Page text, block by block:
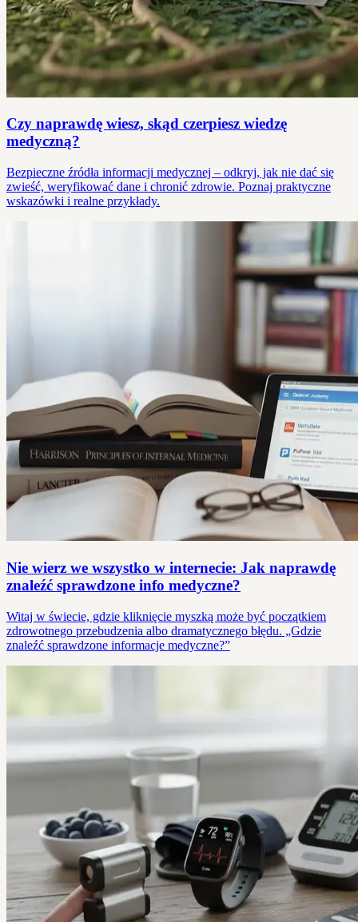
Czy naprawdę wiesz, skąd czerpiesz wiedzę
medyczną?
Bezpieczne źródła informacji medycznej – odkryj, jak nie dać się
zwieść, weryfikować dane i chronić zdrowie. Poznaj praktyczne
wskazówki i realne przykłady.
Nie wierz we wszystko w internecie: Jak naprawdę
znaleźć sprawdzone info medyczne?
Witaj w świecie, gdzie kliknięcie myszką może być początkiem
zdrowotnego przebudzenia albo dramatycznego błędu. „Gdzie
znaleźć sprawdzone informacje medyczne?”